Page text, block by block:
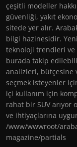
çeşitli modeller
güvenliği, yakıt
sitede yer alır.
bilgi hazinesidir.
teknoloji trendleri ve
burada takip
analizleri, bütçesine
seçmek isteyenler
içi kullanım için
rahat bir SUV arıyor
ve ihtiyaçlarına
/www/wwwroot/
magazine/partials